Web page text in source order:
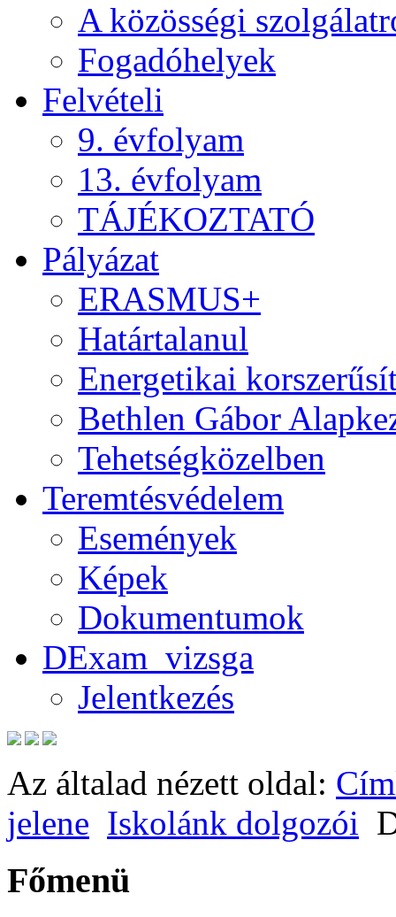
A közösségi
Fogadóhelyek
Felvételi
9. évfolyam
13. évfolyam
TÁJÉKOZTATÓ
Pályázat
ERASMUS+
Határtalanul
Energetikai
Bethlen Gábor
Tehetségközelben
Teremtésvédelem
Események
Képek
Dokumentumok
DExam_vizsga
Jelentkezés
Az általad nézett oldal:
jelene Iskolánk dolgozói
Főmenü